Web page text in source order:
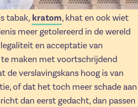
tabak, kratom, khat en ook wiet
meer getolereerd in de wereld
en acceptatie van
maken met voortschrijdend
de verslavingskans hoog is van
of dat het toch meer schade aan
dan eerst gedacht, dan passen